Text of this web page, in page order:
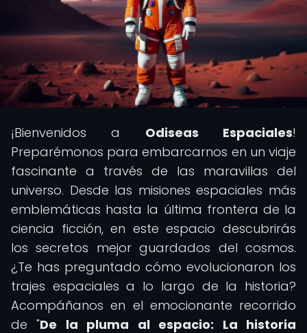
¡Bienvenidos a Odiseas Espaciales!
Preparémonos para embarcarnos en un viaje
fascinante a través de las maravillas del
universo. Desde las misiones espaciales más
emblemáticas hasta la última frontera de la
ciencia ficción, en este espacio descubrirás
los secretos mejor guardados del cosmos.
¿Te has preguntado cómo evolucionaron los
trajes espaciales a lo largo de la historia?
Acompáñanos en el emocionante recorrido
de "De la pluma al espacio: La historia